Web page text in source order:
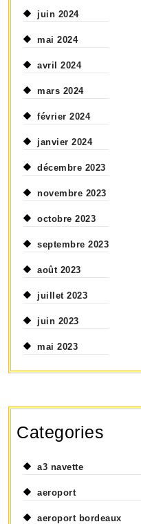
juin 2024
mai 2024
avril 2024
mars 2024
février 2024
janvier 2024
décembre 2023
novembre 2023
octobre 2023
septembre 2023
août 2023
juillet 2023
juin 2023
mai 2023
Categories
a3 navette
aeroport
aeroport bordeaux